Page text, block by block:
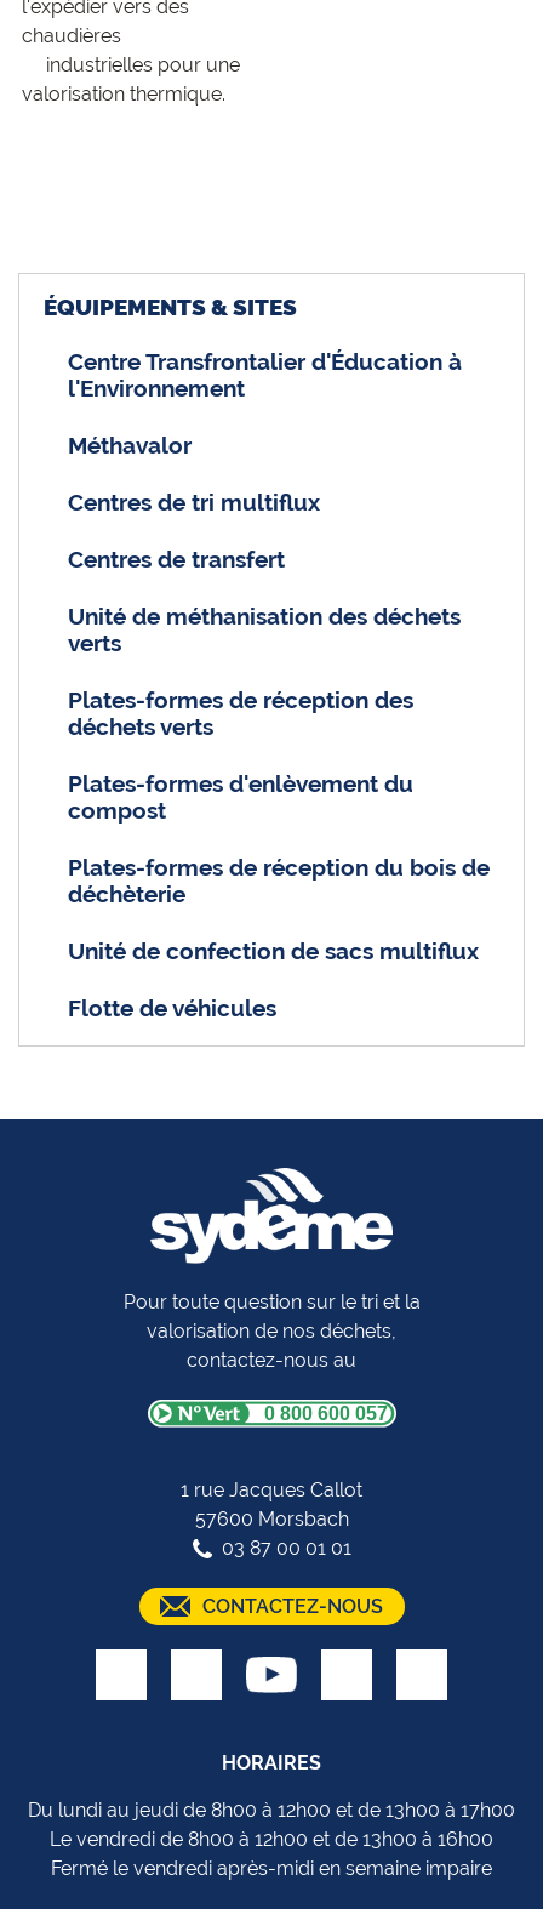
l'expédier vers des
chaudières
industrielles pour une
valorisation thermique.
ÉQUIPEMENTS & SITES
Centre Transfrontalier d'Éducation à
l'Environnement
Méthavalor
Centres de tri multiflux
Centres de transfert
Unité de méthanisation des déchets
verts
Plates-formes de réception des
déchets verts
Plates-formes d'enlèvement du
compost
Plates-formes de réception du bois de
déchèterie
Unité de confection de sacs multiflux
Flotte de véhicules
Pour toute question sur le tri et la
valorisation de nos déchets,
contactez-nous au
0 800 600 057
1 rue Jacques Callot
57600 Morsbach
03 87 00 01 01
CONTACTEZ-NOUS
HORAIRES
Du lundi au jeudi de 8h00 à 12h00 et de 13h00 à 17h00
Le vendredi de 8h00 à 12h00 et de 13h00 à 16h00
Fermé le vendredi après-midi en semaine impaire